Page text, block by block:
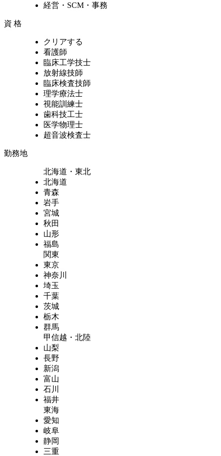
経営・SCM・事務
資 格
クリアする
看護師
臨床工学技士
放射線技師
臨床検査技師
理学療法士
視能訓練士
歯科技工士
医学物理士
超音波検査士
勤務地
北海道・東北
北海道
青森
岩手
宮城
秋田
山形
福島
関東
東京
神奈川
埼玉
千葉
茨城
栃木
群馬
甲信越・北陸
山梨
長野
新潟
富山
石川
福井
東海
愛知
岐阜
静岡
三重